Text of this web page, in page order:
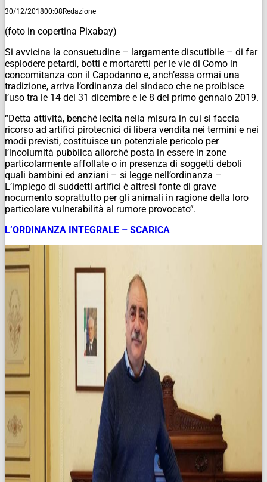
30/12/201800:08Redazione
(foto in copertina Pixabay)
Si avvicina la consuetudine – largamente discutibile – di far
esplodere petardi, botti e mortaretti per le vie di Como in
concomitanza con il Capodanno e, anch’essa ormai una
tradizione, arriva l’ordinanza del sindaco che ne proibisce
l’uso tra le 14 del 31 dicembre e le 8 del primo gennaio 2019.
“Detta attività, benché lecita nella misura in cui si faccia
ricorso ad artifici pirotecnici di libera vendita nei termini e nei
modi previsti, costituisce un potenziale pericolo per
l’incolumità pubblica allorché posta in essere in zone
particolarmente affollate o in presenza di soggetti deboli
quali bambini ed anziani – si legge nell’ordinanza –
L’impiego di suddetti artifici è altresì fonte di grave
nocumento soprattutto per gli animali in ragione della loro
particolare vulnerabilità al rumore provocato”.
L’ORDINANZA INTEGRALE – SCARICA